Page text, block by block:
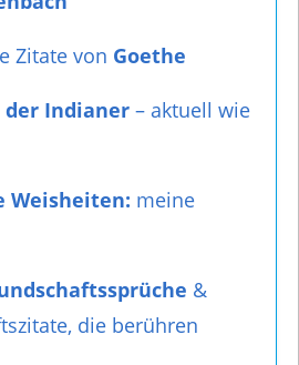
Zitate von Goethe
Indianer– aktuell wie
Weisheiten: meine
&
die berühren